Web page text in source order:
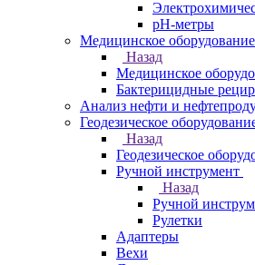
pH-метры
Медицинское оборудование
Назад
Медицинское
Бактерицидные
Анализ нефти и
Геодезическое
Назад
Геодезическое
Ручной инструмент
Назад
Ручной
Рулетки
Адаптеры
Вехи